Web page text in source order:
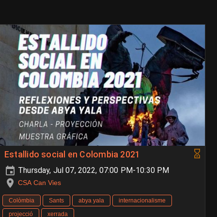
Estallido social en Colombia 2021
Thursday, Jul 07, 2022, 07:00 PM-10:30 PM
CSA Can Vies
Colòmbia Sants abya yala
internacionalisme
projecció
xerrada